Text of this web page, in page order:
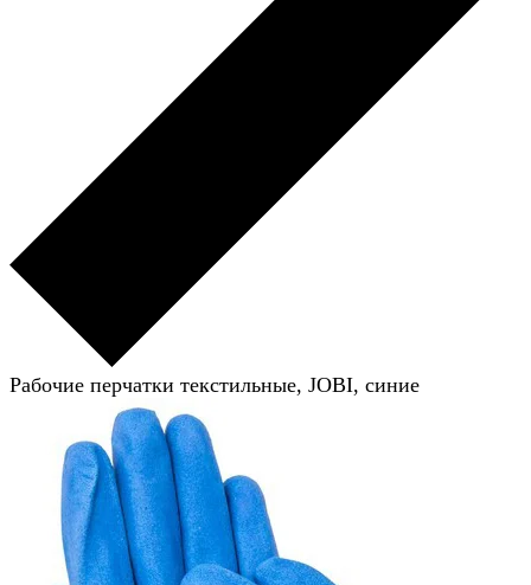
Рабочие перчатки текстильные, JOBI, синие